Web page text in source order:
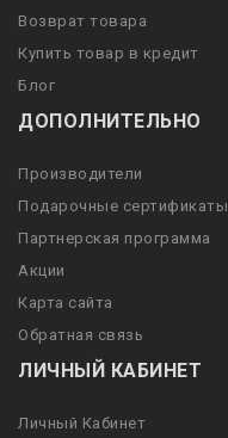
Возврат товара
Купить товар в кредит
Блог
ДОПОЛНИТЕЛЬНО
Производители
Подарочные сертификаты
Партнерская программа
Акции
Карта сайта
Обратная связь
ЛИЧНЫЙ КАБИНЕТ
Личный Кабинет